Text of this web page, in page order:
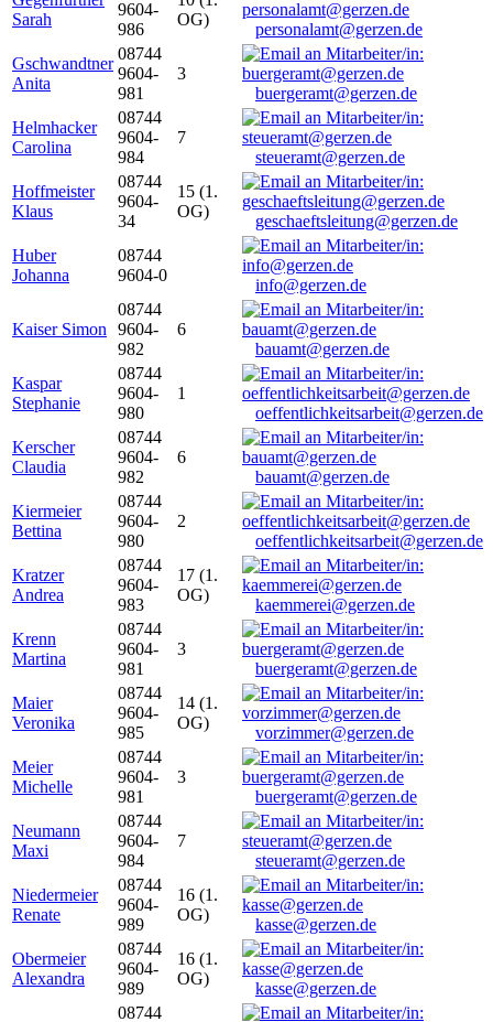
Sarah
9604-
986
OG)
personalamt@gerzen.de
Gschwandtner
Anita
08744
9604-
981
3
buergeramt@gerzen.de
Helmhacker
Carolina
08744
9604-
984
7
steueramt@gerzen.de
Hoffmeister
Klaus
08744
9604-
34
15 (1.
OG)
geschaeftsleitung@gerzen.de
Huber
Johanna
08744
9604-0
info@gerzen.de
Kaiser Simon
08744
9604-
982
6
bauamt@gerzen.de
Kaspar
Stephanie
08744
9604-
980
1
oeffentlichkeitsarbeit@gerzen.de
Kerscher
Claudia
08744
9604-
982
6
bauamt@gerzen.de
Kiermeier
Bettina
08744
9604-
980
2
oeffentlichkeitsarbeit@gerzen.de
Kratzer
Andrea
08744
9604-
983
17 (1.
OG)
kaemmerei@gerzen.de
Krenn
Martina
08744
9604-
981
3
buergeramt@gerzen.de
Maier
Veronika
08744
9604-
985
14 (1.
OG)
vorzimmer@gerzen.de
Meier
Michelle
08744
9604-
981
3
buergeramt@gerzen.de
Neumann
Maxi
08744
9604-
984
7
steueramt@gerzen.de
Niedermeier
Renate
08744
9604-
989
16 (1.
OG)
kasse@gerzen.de
Obermeier
Alexandra
08744
9604-
989
16 (1.
OG)
kasse@gerzen.de
08744